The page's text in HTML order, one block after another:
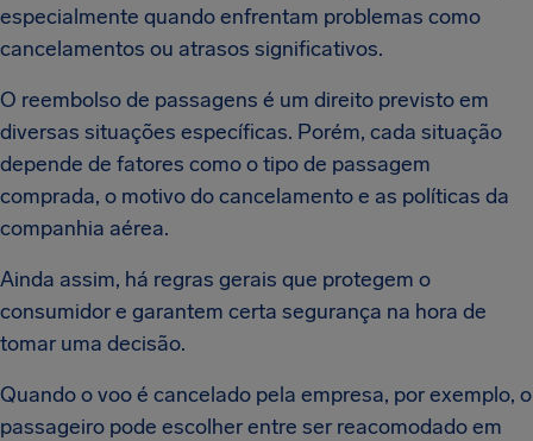
especialmente quando enfrentam problemas como
cancelamentos ou atrasos significativos.
O reembolso de passagens é um direito previsto em
diversas situações específicas. Porém, cada situação
depende de fatores como o tipo de passagem
comprada, o motivo do cancelamento e as políticas da
companhia aérea.
Ainda assim, há regras gerais que protegem o
consumidor e garantem certa segurança na hora de
tomar uma decisão.
Quando o voo é cancelado pela empresa, por exemplo, o
passageiro pode escolher entre ser reacomodado em